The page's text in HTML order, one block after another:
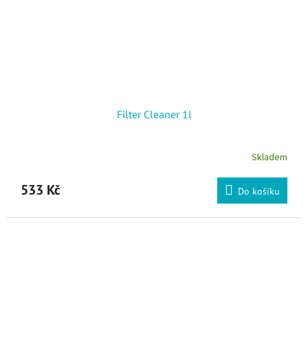
Filter Cleaner 1l
Skladem
533 Kč Do košíku